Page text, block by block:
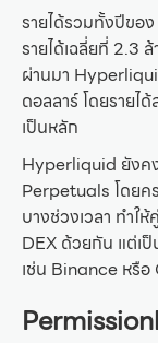
รายได้รวมทั้งปีขอ
รายได้เฉลี่ยที่ 2.3
ผ่านมา
ดอลลาร์ โดยราย
เป็นหลัก
Hyperliquid ยังค
Perpetuals โดย
บางช่วงเวลา ทำใ
DEX ด้วยกัน แต่เ
เช่น Binance หรื